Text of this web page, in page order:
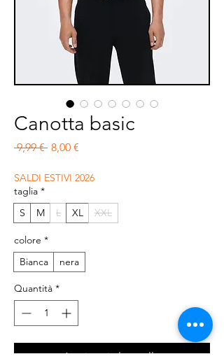
Canotta basic
9,99 € Prezzo regolare
8,00 €
SALDI ESTIVI 2026
taglia *
S
M L XL XXL
colore *
Bianca
nera
Quantità *
Aggiungi al carrello